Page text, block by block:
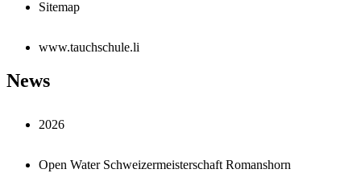
Sitemap
www.tauchschule.li
News
2026
Open Water Schweizermeisterschaft Romanshorn